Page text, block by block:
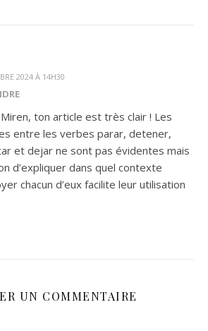
2024 À 14H30
ton article est très clair ! Les
entre les verbes parar, detener,
et dejar ne sont pas évidentes mais
d’expliquer dans quel contexte
chacun d’eux facilite leur utilisation
UN COMMENTAIRE